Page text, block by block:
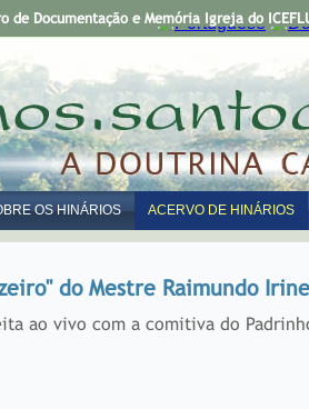
OS HINÁRIOS ACERVO DE HINÁRIOS
de Documentação e Memória Igreja do
do Mestre Raimundo
vivo com a comitiva do